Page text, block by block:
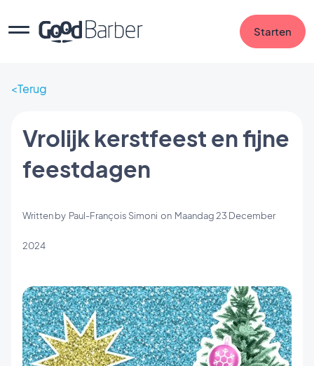
Starten
Terug
Vrolijk kerstfeest en fijne
feestdagen
Written by Paul-François Simoni on Maandag 23 December
2024